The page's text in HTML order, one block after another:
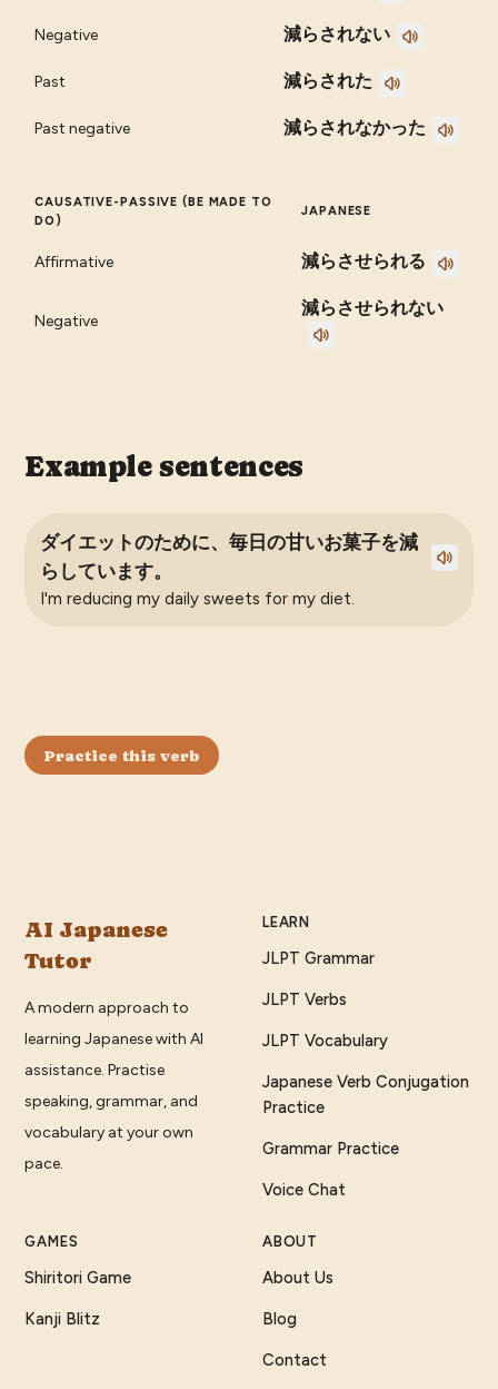
Negative 減らされない
Past 減らされた
Past negative 減らされなかった
CAUSATIVE-PASSIVE (BE MADE TO
DO)
JAPANESE
Affirmative 減らさせられる
Negative
減らさせられない
Example sentences
ダイエットのために、毎日の甘いお菓子を減
らしています。
I'm reducing my daily sweets for my diet.
Practice this verb
AI Japanese
Tutor
A modern approach to
learning Japanese with AI
assistance. Practise
speaking, grammar, and
vocabulary at your own
pace.
LEARN
JLPT Grammar
JLPT Verbs
JLPT Vocabulary
Japanese Verb Conjugation
Practice
Grammar Practice
Voice Chat
GAMES
Shiritori Game
Kanji Blitz
ABOUT
About Us
Blog
Contact